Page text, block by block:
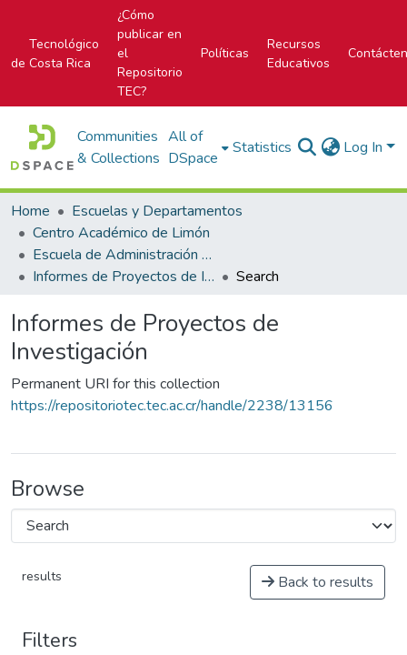
Tecnológico
de Costa Rica
¿Cómo
publicar en
el
Repositorio
TEC?
Políticas
Recursos
Educativos
Communities
& Collections
All of
DSpace
Statistics Log In
Home
Escuelas y Departamentos
Centro Académico de Limón
Escuela de Administración de Empresas
Informes de Proyectos de Investigación
Search
Informes de Proyectos de
Investigación
Permanent URI for this collection
https://repositoriotec.tec.ac.cr/handle/2238/13156
Browse
results Back to results
Filters